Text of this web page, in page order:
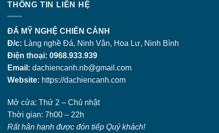
THÔNG TIN LIÊN HỆ
ĐÁ MỸ NGHỆ CHIẾN CẢNH
Đ/c: Làng nghề Đá, Ninh Vân, Hoa Lư, Ninh Bình
Điện thoại: 0968.933.939
Email: dachiencanh.nb@gmail.com
Website: https://dachiencanh.com
Mở cửa: Thứ 2 – Chủ nhật
Thời gian: 7h00 – 22h
Rất hân hạnh được đón tiếp Quý khách!